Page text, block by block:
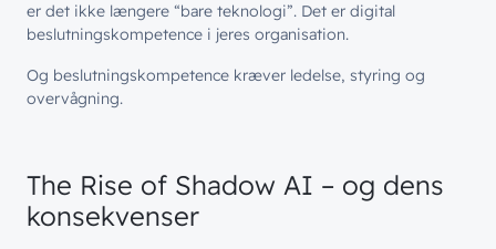
er det ikke længere “bare teknologi”. Det er digital
beslutningskompetence i jeres organisation.
Og beslutningskompetence kræver ledelse, styring og
overvågning.
The Rise of Shadow AI – og dens
konsekvenser